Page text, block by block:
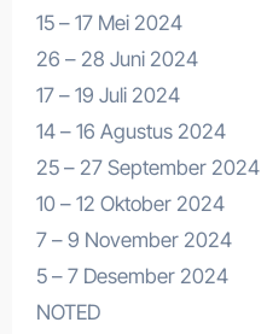
15 – 17 Mei 2024
26 – 28 Juni 2024
17 – 19 Juli 2024
14 – 16 Agustus 2024
25 – 27 September 2024
10 – 12 Oktober 2024
7 – 9 November 2024
5 – 7 Desember 2024
NOTED